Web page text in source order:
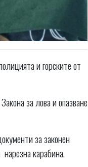
и горските от
за лова и опазване
за законен
карабина.